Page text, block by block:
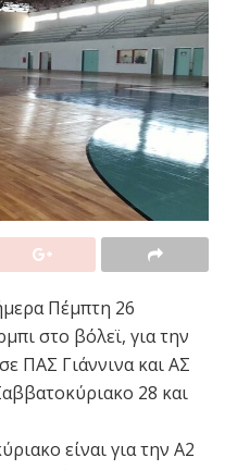
Πέμπτη 26
στο βόλεϊ, για την
ΠΑΣ Γιάννινα και ΑΣ
28 και
είναι για την Α2